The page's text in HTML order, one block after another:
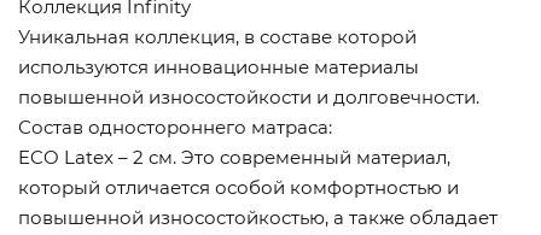
Коллекция Infinity
Уникальная коллекция, в составе которой
используются инновационные материалы
повышенной износостойкости и долговечности.
Состав одностороннего матраса:
ECO Latex – 2 см. Это современный материал,
который отличается особой комфортностью и
повышенной износостойкостью, а также обладает